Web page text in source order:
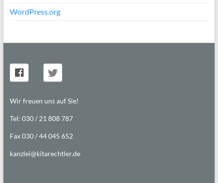
WordPress.org
Wir freuen uns auf Sie!
Tel: 030 / 21 808 787
Fax 030 / 44 045 652
kanzlei@kitarechtler.de